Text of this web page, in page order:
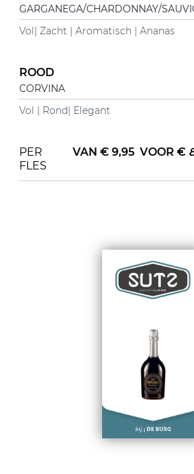
GARGANEGA/CHARDONNAY/
Vol| Zacht | Aromatisch | Ananas
ROOD
CORVINA
Vol | Rond| Elegant
PER
FLES
VAN € 9,95 VOOR €